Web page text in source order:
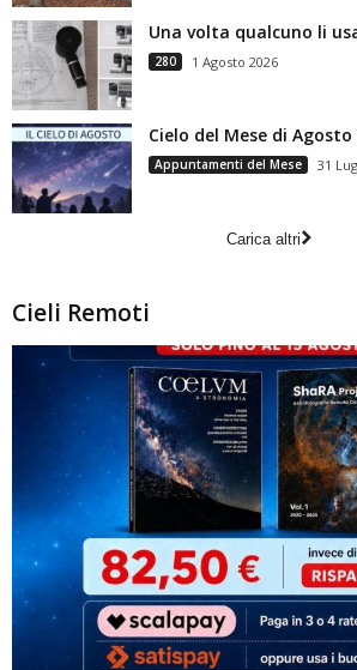
Una volta qualcuno li
280 1 Agosto 2026
Cielo del Mese di Agosto
Appuntamenti del Mese 31
Carica altri
Cieli Remoti